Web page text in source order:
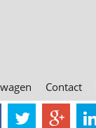
Contact